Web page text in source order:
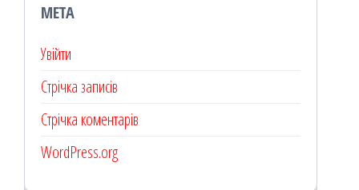
МЕТА
Увійти
Стрічка записів
Стрічка коментарів
WordPress.org